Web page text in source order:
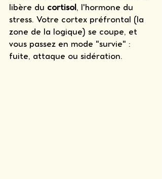
libère du cortisol , l'hormone du
stress. Votre cortex préfrontal (la
zone de la logique) se coupe, et
vous passez en mode "survie" :
fuite, attaque ou sidération.